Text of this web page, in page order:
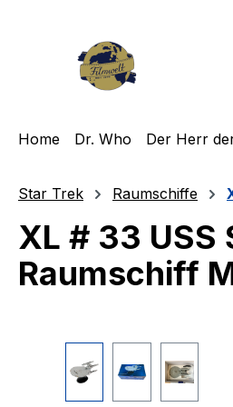
Home Dr. Who Der Herr
Star Trek Raumschiffe
XL # 33 USS
Raumschiff